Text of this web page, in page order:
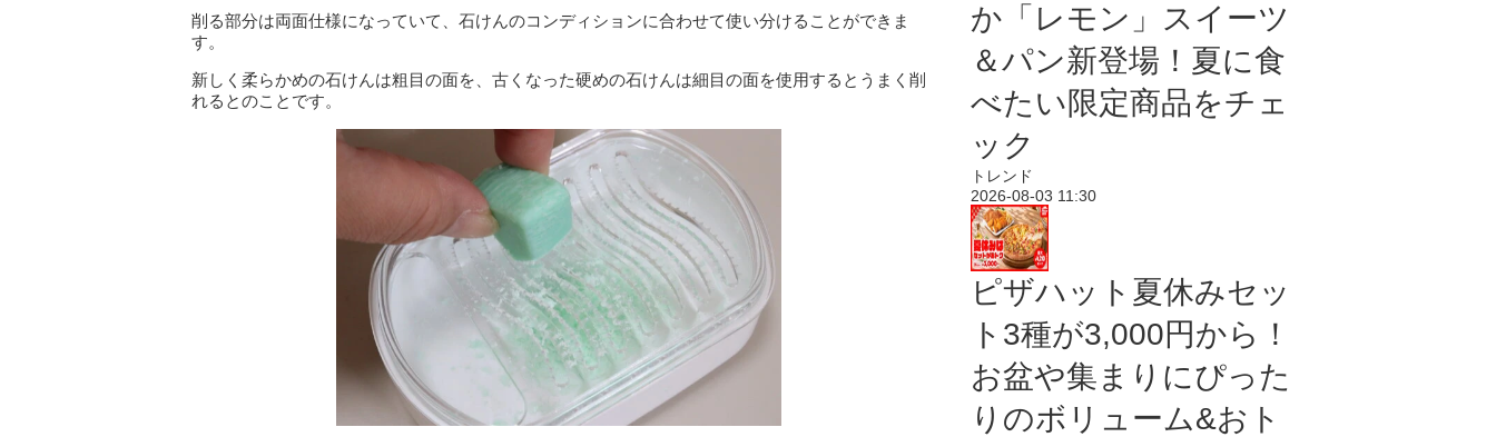
削る部分は両面仕様になっていて、石けんのコンディションに合わせて使い分けることができま
す。
新しく柔らかめの石けんは粗目の面を、古くなった硬めの石けんは細目の面を使用するとうまく削
れるとのことです。
か「レモン」スイーツ
＆パン新登場！夏に食
べたい限定商品をチェ
ック
トレンド
2026-08-03 11:30
ピザハット夏休みセッ
ト3種が3,000円から！
お盆や集まりにぴった
りのボリューム&おト